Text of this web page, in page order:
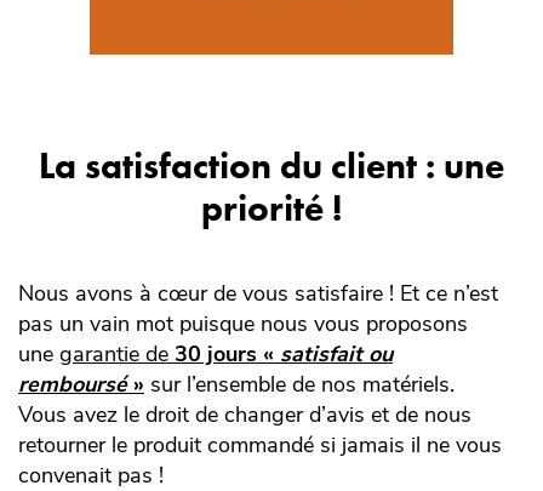
La satisfaction du client : une
priorité !
Nous avons à cœur de vous satisfaire ! Et ce n’est
pas un vain mot puisque nous vous proposons
une garantie de 30 jours « satisfait ou
remboursé» sur l’ensemble de nos matériels.
Vous avez le droit de changer d’avis et de nous
retourner le produit commandé si jamais il ne vous
convenait pas !